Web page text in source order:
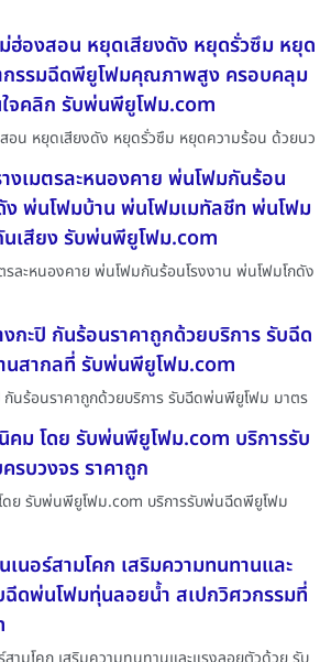
ฮ่องสอน หยุดเสียงดัง หยุดรั่วซึม หยุด
กรรมฉีดพียูโฟมคุณภาพสูง ครอบคลุม
จคลิก รับพ่นพียูโฟม.com
อน หยุดเสียงดัง หยุดรั่วซึม หยุดความร้อน ด้วยนว
งเมตรละหนองคาย พ่นโฟมกันร้อน
ง พ่นโฟมบ้าน พ่นโฟมเมทัลชีท พ่นโฟม
เสียง รับพ่นพียูโฟม.com
รละหนองคาย พ่นโฟมกันร้อนโรงงาน พ่นโฟมโกดัง
ะปิ กันร้อนราคาถูกด้วยบริการ รับฉีด
สากลที่ รับพ่นพียูโฟม.com
นร้อนราคาถูกด้วยบริการ รับฉีดพ่นพียูโฟม มาตร
ม โดย รับพ่นพียูโฟม.com บริการรับ
บวงจร ราคาถูก
ย รับพ่นพียูโฟม.com บริการรับพ่นฉีดพียูโฟม
นอร์สามโคก เสริมความทนทานและ
ดพ่นโฟมทุ่นลอยน้ำ สเปกวิศวกรรมที่